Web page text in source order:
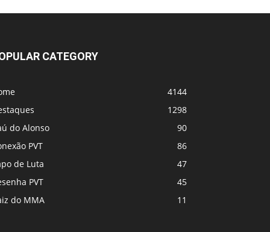
CATEGORY
4144
1298
do Alonso
90
PVT
86
de Luta
47
PVT
45
do MMA
11